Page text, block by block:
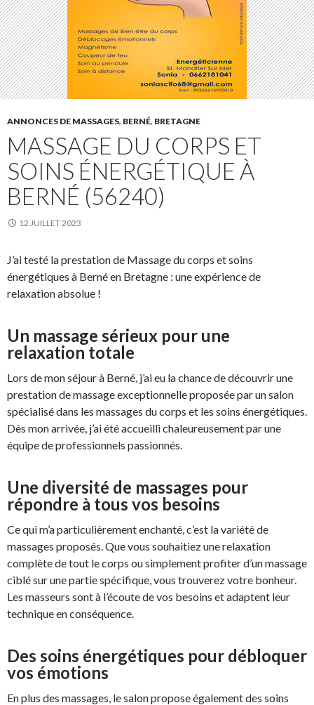
ANNONCES DE MASSAGES, BERNÉ, BRETAGNE
MASSAGE DU CORPS ET
SOINS ÉNERGÉTIQUE À
BERNÉ (56240)
12 JUILLET 2023
J’ai testé la prestation de Massage du corps et soins
énergétiques à Berné en Bretagne : une expérience de
relaxation absolue !
Un massage sérieux pour une
relaxation totale
Lors de mon séjour à Berné, j’ai eu la chance de découvrir une
prestation de massage exceptionnelle proposée par un salon
spécialisé dans les massages du corps et les soins énergétiques.
Dès mon arrivée, j’ai été accueilli chaleureusement par une
équipe de professionnels passionnés.
Une diversité de massages pour
répondre à tous vos besoins
Ce qui m’a particulièrement enchanté, c’est la variété de
massages proposés. Que vous souhaitiez une relaxation
complète de tout le corps ou simplement profiter d’un massage
ciblé sur une partie spécifique, vous trouverez votre bonheur.
Les masseurs sont à l’écoute de vos besoins et adaptent leur
technique en conséquence.
Des soins énergétiques pour débloquer
vos émotions
En plus des massages, le salon propose également des soins